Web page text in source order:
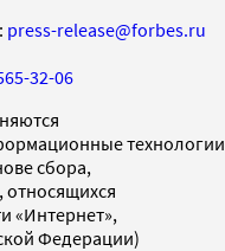
press-release@forbes.ru
32-06
технологии
сбора,
относящихся
«Интернет»,
Федерации)